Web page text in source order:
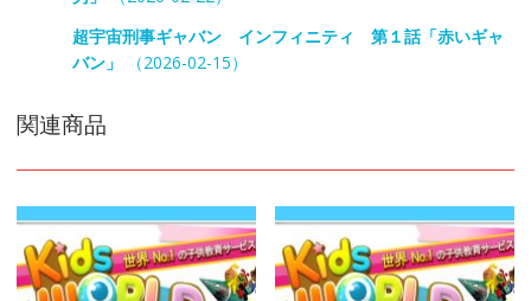
超宇宙刑事ギャバン インフィニティ 第１話「赤いギャ
バン」
（2026-02-15）
関連商品